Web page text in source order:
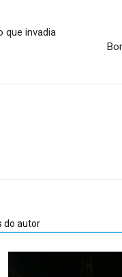
que invadia
do autor